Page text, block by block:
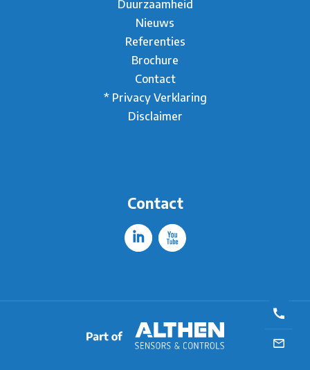
Duurzaamheid
Nieuws
Referenties
Brochure
Contact
* Privacy Verklaring
Disclaimer
Contact